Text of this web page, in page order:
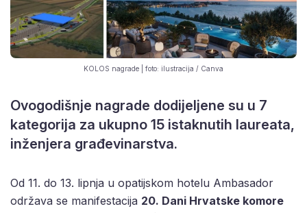
KOLOS nagrade | foto: ilustracija / Canva
Ovogodišnje nagrade dodijeljene su u 7
kategorija za ukupno 15 istaknutih laureata,
inženjera građevinarstva.
Od 11. do 13. lipnja u opatijskom hotelu Ambasador
održava se manifestacija 20. Dani Hrvatske komore